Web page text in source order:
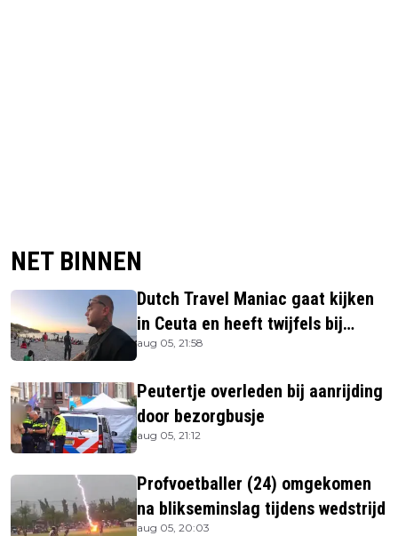
NET BINNEN
Dutch Travel Maniac gaat kijken
in Ceuta en heeft twijfels bij
berichtgeving media
aug 05, 21:58
Peutertje overleden bij aanrijding
door bezorgbusje
aug 05, 21:12
Profvoetballer (24) omgekomen
na blikseminslag tijdens wedstrijd
aug 05, 20:03